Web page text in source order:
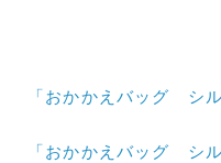
「おかかえバッグ シ
「おかかえバッグ シ